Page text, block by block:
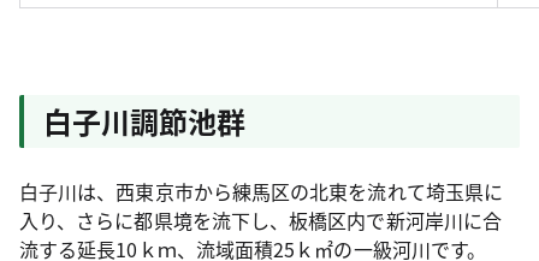
白子川調節池群
白子川は、西東京市から練馬区の北東を流れて埼玉県に
入り、さらに都県境を流下し、板橋区内で新河岸川に合
流する延長10ｋｍ、流域面積25ｋ㎡の一級河川です。